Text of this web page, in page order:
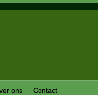
ons Contact